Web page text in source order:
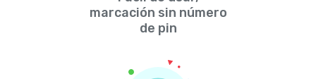
marcación sin número
de pin